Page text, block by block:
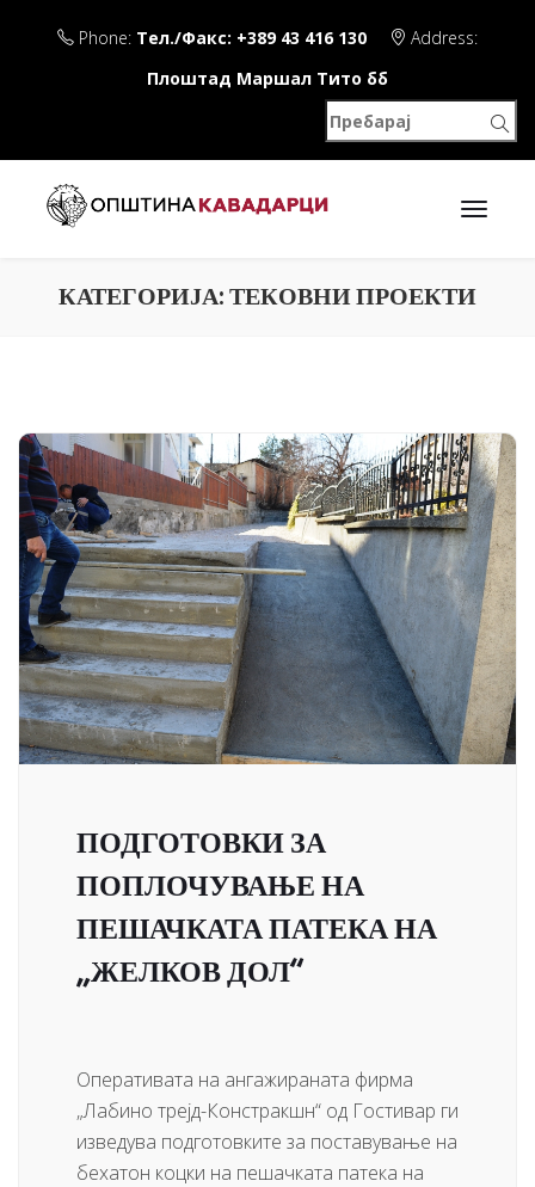
Phone: Тел./Факс: +389 43 416 130
Address:
Плоштад Маршал Тито бб
КАТЕГОРИЈА: ТЕКОВНИ ПРОЕКТИ
ПОДГОТОВКИ ЗА
ПОПЛОЧУВАЊЕ НА
ПЕШАЧКАТА ПАТЕКА НА
„ЖЕЛКОВ ДОЛ“
Оперативата на ангажираната фирма
„Лабино трејд-Констракшн“ од Гостивар ги
изведува подготовките за поставување на
бехатон коцки на пешачката патека на